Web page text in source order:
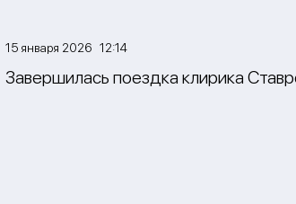
15 января 2026 12:14
Завершилась поездка клирика